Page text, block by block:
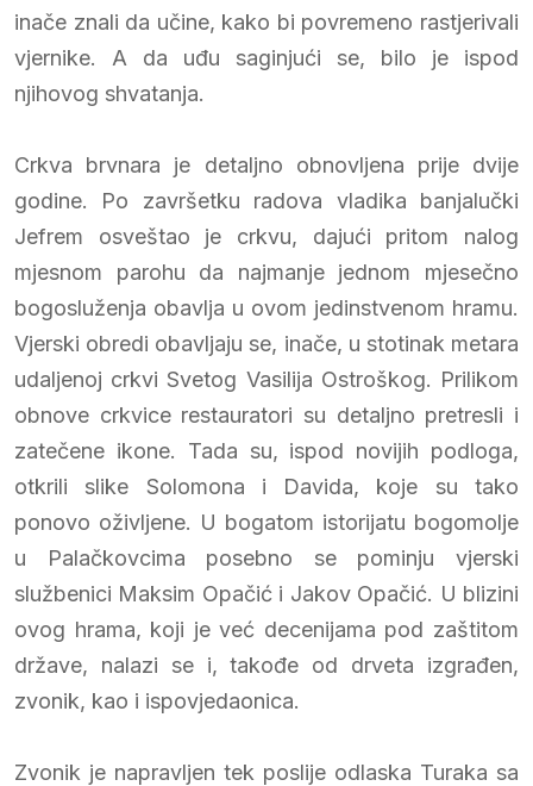
inače znali da učine, kako bi povremeno rastjerivali
vjernike. A da uđu saginjući se, bilo je ispod
njihovog shvatanja.
Crkva brvnara je detaljno obnovljena prije dvije
godine. Po završetku radova vladika banjalučki
Jefrem osveštao je crkvu, dajući pritom nalog
mjesnom parohu da najmanje jednom mjesečno
bogosluženja obavlja u ovom jedinstvenom hramu.
Vjerski obredi obavljaju se, inače, u stotinak metara
udaljenoj crkvi Svetog Vasilija Ostroškog. Prilikom
obnove crkvice restauratori su detaljno pretresli i
zatečene ikone. Tada su, ispod novijih podloga,
otkrili slike Solomona i Davida, koje su tako
ponovo oživljene. U bogatom istorijatu bogomolje
u Palačkovcima posebno se pominju vjerski
službenici Maksim Opačić i Jakov Opačić. U blizini
ovog hrama, koji je već decenijama pod zaštitom
države, nalazi se i, takođe od drveta izgrađen,
zvonik, kao i ispovjedaonica.
Zvonik je napravljen tek poslije odlaska Turaka sa